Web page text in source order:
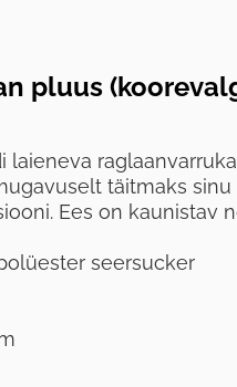
pluus
laieneva
täitmaks sinu
Ees on kaunistav
seersucker